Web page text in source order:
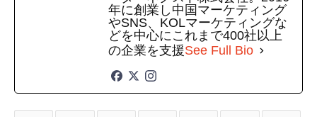
年に創業し中国マーケティング
やSNS、KOLマーケティングな
どを中心にこれまで400社以上
の企業を支援See Full Bio